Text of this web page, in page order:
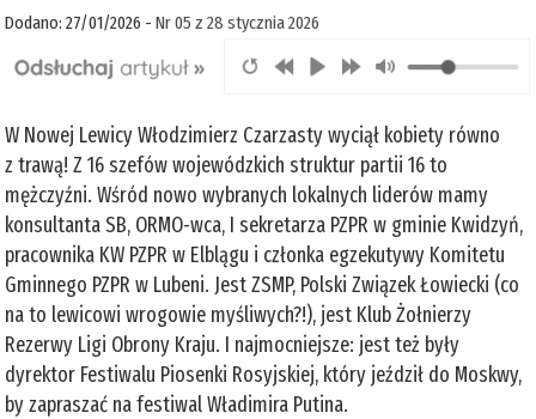
Dodano: 27/01/2026 -Nr 05 z 28 stycznia 2026
W Nowej Lewicy Włodzimierz Czarzasty wyciął kobiety równo
z trawą! Z 16 szefów wojewódzkich struktur partii 16 to
mężczyźni. Wśród nowo wybranych lokalnych liderów mamy
konsultanta SB, ORMO-wca, I sekretarza PZPR w gminie Kwidzyń,
pracownika KW PZPR w Elblągu i członka egzekutywy Komitetu
Gminnego PZPR w Lubeni. Jest ZSMP, Polski Związek Łowiecki (co
na to lewicowi wrogowie myśliwych?!), jest Klub Żołnierzy
Rezerwy Ligi Obrony Kraju. I najmocniejsze: jest też były
dyrektor Festiwalu Piosenki Rosyjskiej, który jeździł do Moskwy,
by zapraszać na festiwal Władimira Putina.